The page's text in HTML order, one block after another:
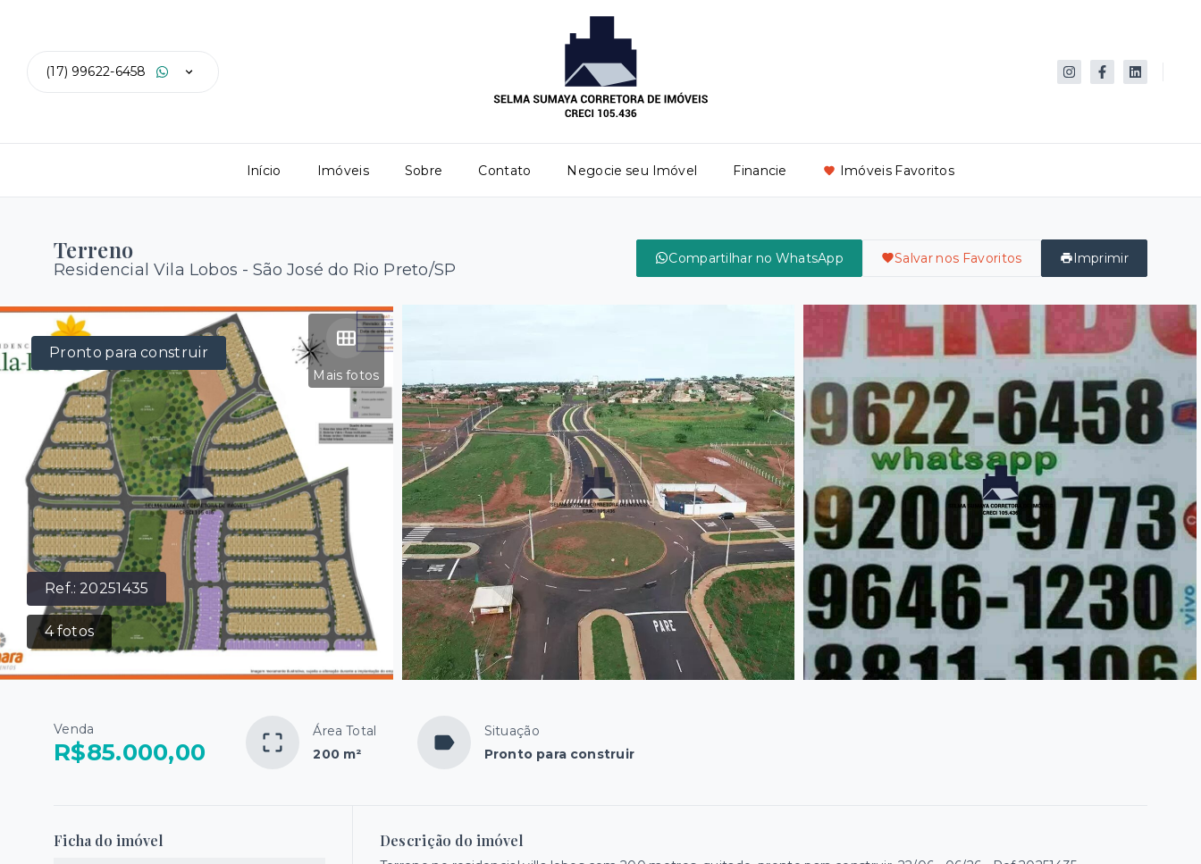
(17) 99622-6458
Início Imóveis Sobre Contato Negocie seu Imóvel Financie Imóveis Favoritos
Terreno
Residencial Vila Lobos - São José do Rio Preto/SP
Compartilhar no WhatsApp Salvar nos Favoritos Imprimir
Ref.:20251435
4fotos
Mais fotos
Pronto para construir
Venda
R$85.000,00
Área Total
200 m²
Situação
Pronto para construir
Descrição do imóvel
Ficha do imóvel